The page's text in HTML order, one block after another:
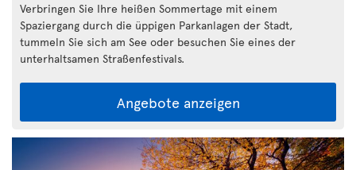
Verbringen Sie Ihre heißen Sommertage mit einem
Spaziergang durch die üppigen Parkanlagen der Stadt,
tummeln Sie sich am See oder besuchen Sie eines der
unterhaltsamen Straßenfestivals.
Angebote anzeigen